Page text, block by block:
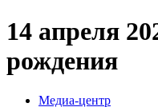
14 апреля
рождения
Медиа-центр